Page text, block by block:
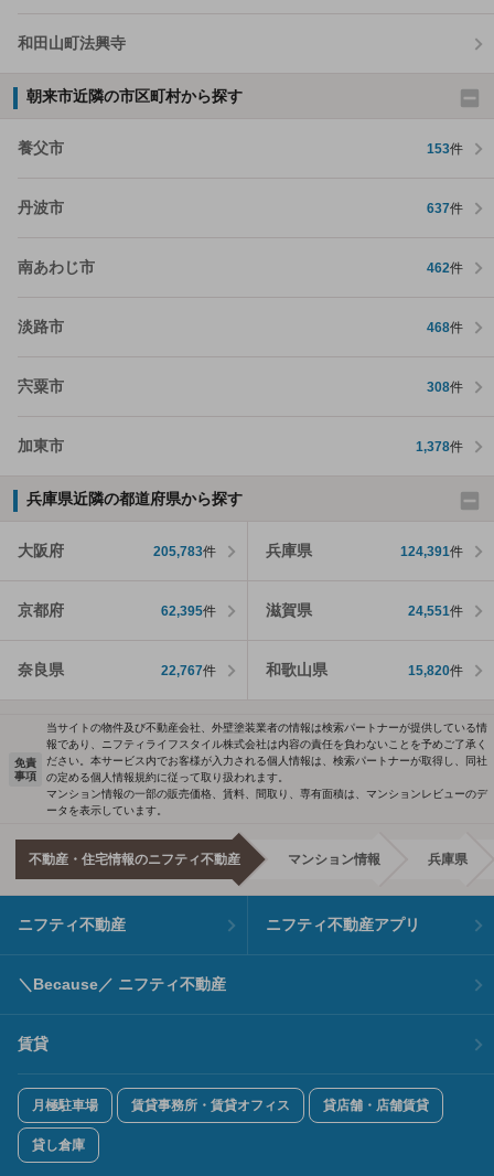
和田山町法興寺
朝来市近隣の市区町村から探す
養父市 153件
丹波市 637件
南あわじ市 462件
淡路市 468件
宍粟市 308件
加東市 1,378件
兵庫県近隣の都道府県から探す
大阪府 205,783件 兵庫県 124,391件
京都府 62,395件 滋賀県 24,551件
奈良県 22,767件 和歌山県 15,820件
免責
事項
当サイトの物件及び不動産会社、外壁塗装業者の情報は検索パートナーが提供している情
報であり、ニフティライフスタイル株式会社は内容の責任を負わないことを予めご了承く
ださい。本サービス内でお客様が入力される個人情報は、検索パートナーが取得し、同社
の定める個人情報規約に従って取り扱われます。
マンション情報の一部の販売価格、賃料、間取り、専有面積は、マンションレビューのデ
ータを表示しています。
不動産・住宅情報のニフティ不動産 マンション情報 兵庫県
ニフティ不動産 ニフティ不動産アプリ
＼Because／ ニフティ不動産
賃貸
月極駐車場 賃貸事務所・賃貸オフィス 貸店舗・店舗賃貸
貸し倉庫